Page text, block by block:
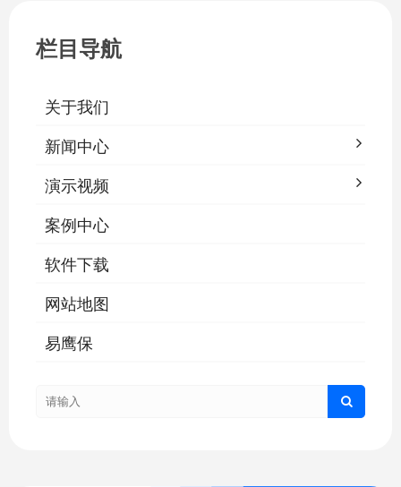
栏目导航
关于我们
新闻中心
演示视频
案例中心
软件下载
网站地图
易鹰保